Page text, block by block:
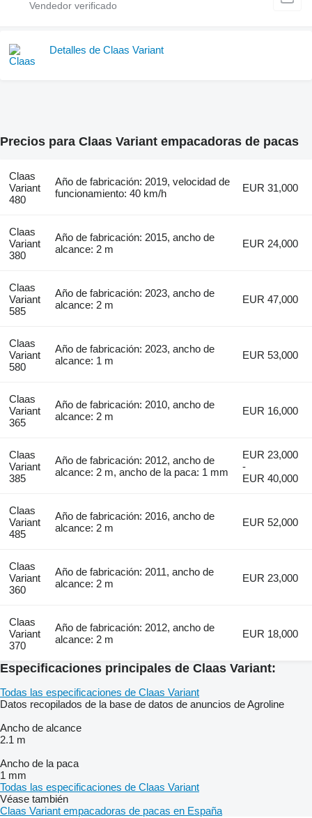
Detalles de Claas Variant
Precios para Claas Variant empacadoras de pacas
Claas
Variant
480
Año de fabricación: 2019, velocidad de
funcionamiento: 40 km/h
EUR 31,000
Claas
Variant
380
Año de fabricación: 2015, ancho de
alcance: 2 m
EUR 24,000
Claas
Variant
585
Año de fabricación: 2023, ancho de
alcance: 2 m
EUR 47,000
Claas
Variant
580
Año de fabricación: 2023, ancho de
alcance: 1 m
EUR 53,000
Claas
Variant
365
Año de fabricación: 2010, ancho de
alcance: 2 m
EUR 16,000
Claas
Variant
385
Año de fabricación: 2012, ancho de
alcance: 2 m, ancho de la paca: 1 mm
EUR 23,000
-
EUR 40,000
Claas
Variant
485
Año de fabricación: 2016, ancho de
alcance: 2 m
EUR 52,000
Claas
Variant
360
Año de fabricación: 2011, ancho de
alcance: 2 m
EUR 23,000
Claas
Variant
370
Año de fabricación: 2012, ancho de
alcance: 2 m
EUR 18,000
Especificaciones principales de Claas Variant:
Todas las especificaciones de Claas Variant
Datos recopilados de la base de datos de anuncios de Agroline
Ancho de alcance
2.1 m
Ancho de la paca
1 mm
Todas las especificaciones de Claas Variant
Véase también
Claas Variant empacadoras de pacas en España